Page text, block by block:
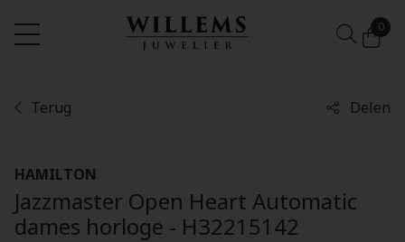
0
Terug Delen
HAMILTON
Jazzmaster Open Heart Automatic
dames horloge - H32215142